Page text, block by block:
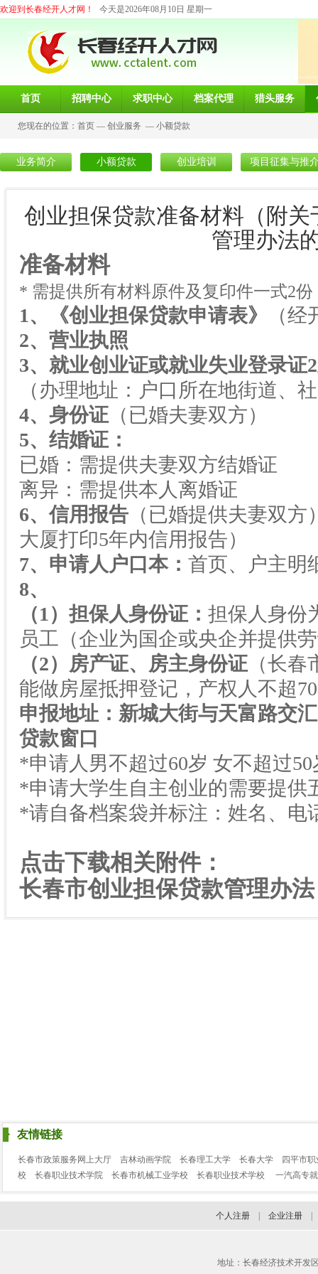
欢迎到长春经开人才网！ 今天是2026年08月10日 星期一
首页 招聘中心 求职中心 档案代理 猎头服务
您现在的位置： 首页 — 创业服务 — 小额贷款
业务简介 小额贷款 创业培训 项目征集与推
创业担保贷款准备材料（附
管理办法
准备材料
* 需提供所有材料原件及复印件一式2份
1、《创业担保贷款申请表》
（
2、营业执照
3、就业创业证或就业失业登录证2
（办理地址：户口所在地街道、
4、身份证 （已婚夫妻双方）
5、结婚证：
已婚：需提供夫妻双方结婚证
离异：需提供本人离婚证
6、信用报告 （已婚提供夫妻双
大厦打印5年内信用报告）
7、申请人户口本： 首页、户主明
8、
（1）担保人身份证： 担保人身份
员工（企业为国企或央企并提供
（2）房产证、房主身份证 （长
能做房屋抵押登记，产权人不超70
申报地址：新城大街与天富路交
贷款窗口
*申请人男不超过60岁 女不超过50
*申请大学生自主创业的需要提供
*请自备档案袋并标注：姓名、电
点击下载相关附件：
长春市创业担保贷款管理办法
友情链接
长春市政策服务网上大厅 吉林动画学院 长春理工大学 长春大学
四平市
校
长春职业技术学院 长春市机械工业学校 长春职业技术学校 一汽高专
个人注册 企业注册
地址：长春经济技术开发